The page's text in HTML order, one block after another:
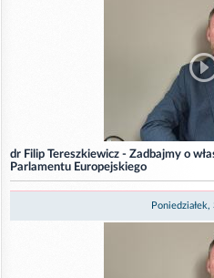
dr Filip Tereszkiewicz - Zadbajmy o
Parlamentu Europejskiego
Poniedziałek,